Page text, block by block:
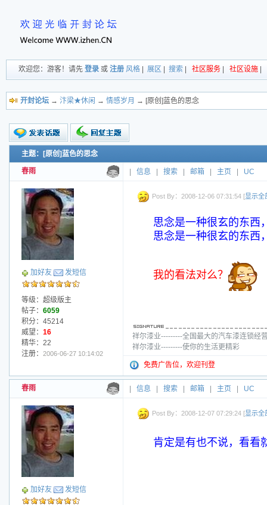
欢迎您：游客！请先 登录 或 注册 风格 展区 搜索 社区服务 社区设施
开封论坛 → 汴梁★休闲 → 情感岁月 → [原创]蓝色的思念
新的主题
投票帖
交易帖
小字报
主题：[原创]蓝色的思念
春雨 信息 搜索 邮箱 主页 UC
加好友 发短信
等级：超级版主
帖子： 6059
积分：45214
威望： 16
精华：22
注册： 2006-06-27 10:14:02
Post By：2008-12-06 07:31:54 [显示全
思念是一种很玄的东西
思念是一种很玄的东西
我的看法对么？
祥尔漆业---------全国最大的汽车漆连锁经
祥尔漆业---------使你的生活更精彩
免费广告位，欢迎刊登
春雨 信息 搜索 邮箱 主页 UC
加好友 发短信
Post By：2008-12-07 07:29:24 [显示全
肯定是有也不说，看看